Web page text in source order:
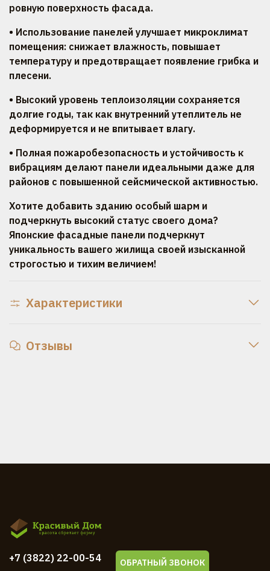
ровную поверхность фасада.
• Использование панелей улучшает микроклимат
помещения: снижает влажность, повышает
температуру и предотвращает появление грибка и
плесени.
• Высокий уровень теплоизоляции сохраняется
долгие годы, так как внутренний утеплитель не
деформируется и не впитывает влагу.
• Полная пожаробезопасность и устойчивость к
вибрациям делают панели идеальными даже для
районов с повышенной сейсмической активностью.
Хотите добавить зданию особый шарм и
подчеркнуть высокий статус своего дома?
Японские фасадные панели подчеркнут
уникальность вашего жилища своей изысканной
строгостью и тихим величием!
Характеристики
Отзывы
+7 (3822) 22-00-54 ОБРАТНЫЙ ЗВОНОК